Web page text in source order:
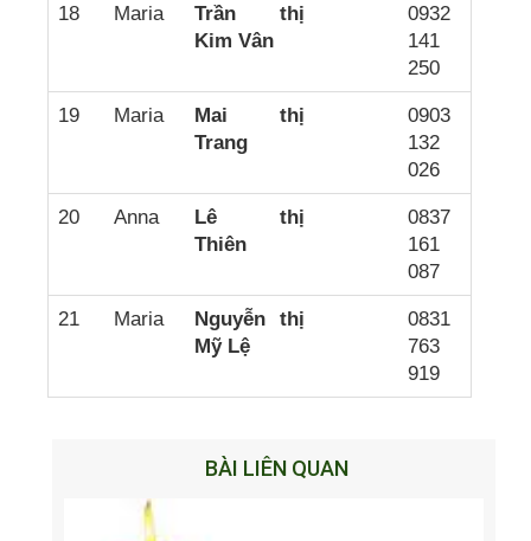
18 Maria
Trần thị
Kim Vân
0932
141
250
19 Maria
Mai thị
Trang
0903
132
026
20 Anna
Lê thị
Thiên
0837
161
087
21 Maria
Nguyễn thị
Mỹ Lệ
0831
763
919
BÀI LIÊN QUAN